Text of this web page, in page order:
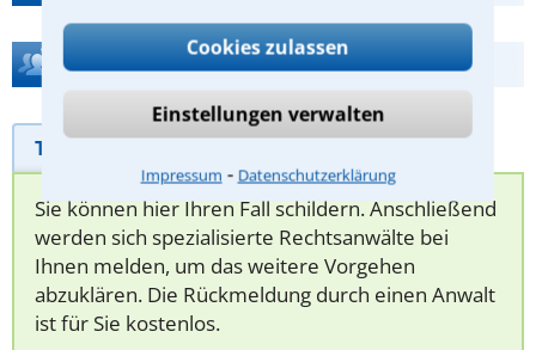
Cookies zulassen
Einstellungen verwalten
Impressum ⁃ Datenschutzerklärung
Hilfe bei Ihrer Anwaltsuche?
Telefonhilfe Beratungsanfrage
Sie können hier Ihren Fall schildern. Anschließend
werden sich spezialisierte Rechtsanwälte bei
Ihnen melden, um das weitere Vorgehen
abzuklären. Die Rückmeldung durch einen Anwalt
ist für Sie kostenlos.